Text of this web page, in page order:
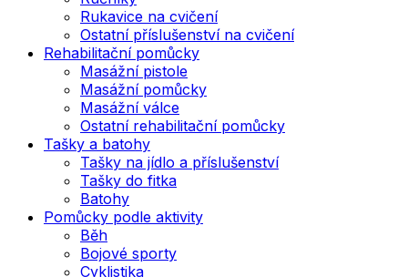
Rukavice na cvičení
Ostatní příslušenství na cvičení
Rehabilitační pomůcky
Masážní pistole
Masážní pomůcky
Masážní válce
Ostatní rehabilitační pomůcky
Tašky a batohy
Tašky na jídlo a příslušenství
Tašky do fitka
Batohy
Pomůcky podle aktivity
Běh
Bojové sporty
Cyklistika